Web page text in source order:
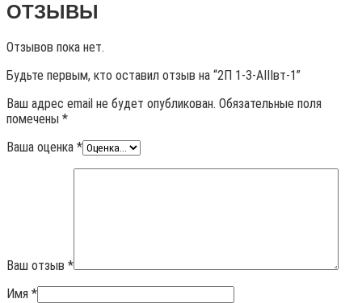
ОТЗЫВЫ
Отзывов пока нет.
Будьте первым, кто оставил отзыв на “2П 1-3-АIIIвт-1”
Ваш адрес email не будет опубликован. Обязательные поля
помечены *
Ваша оценка *
Ваш отзыв *
Имя *